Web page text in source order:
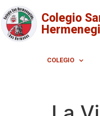
Colegio
COLEGIO